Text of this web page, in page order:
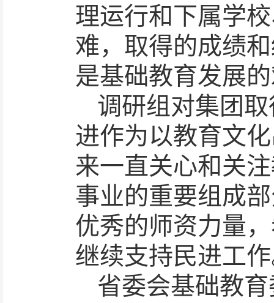
理运行和下属学
难，取得的成绩
是基础教育发展
调研组对集团
进作为以教育文
来一直关心和关
事业的重要组成
优秀的师资力量
继续支持民进工
省委会基础教